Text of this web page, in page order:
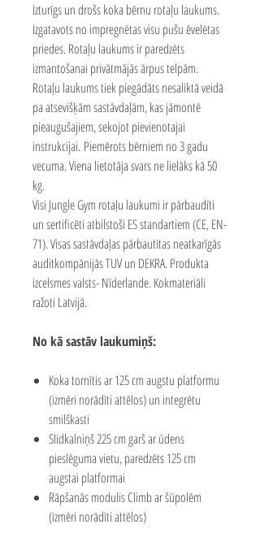
Izturīgs un drošs koka bērnu rotaļu laukums.
Izgatavots no impregnētas visu pušu ēvelētas
priedes.Rotaļu laukums ir paredzēts
izmantošanai privātmājās ārpus telpām.
Rotaļu laukums tiek piegādāts nesaliktā veidā
pa atsevišķām sastāvdaļām, kas jāmontē
pieaugušajiem, sekojot pievienotajai
instrukcijai. Piemērots bērniem no 3 gadu
vecuma. Viena lietotāja svars ne lielāks kā 50
kg.
Visi Jungle Gym rotaļu laukumi ir pārbaudīti
un sertificēti atbilstoši ES standartiem (CE, EN-
71). Visas sastāvdaļas pārbautītas neatkarīgās
auditkompānijās TUV un DEKRA. Produkta
izcelsmes valsts- Nīderlande. Kokmateriāli
ražoti Latvijā.
No kā sastāv laukumiņš:
Koka tornītis ar 125 cm augstu platformu
(izmēri norādīti attēlos) un integrētu
smilškasti
Slidkalniņš 225 cm garš ar ūdens
pieslēguma vietu, paredzēts 125 cm
augstai platformai
Rāpšanās modulis Climb ar šūpolēm
(izmēri norādīti attēlos)